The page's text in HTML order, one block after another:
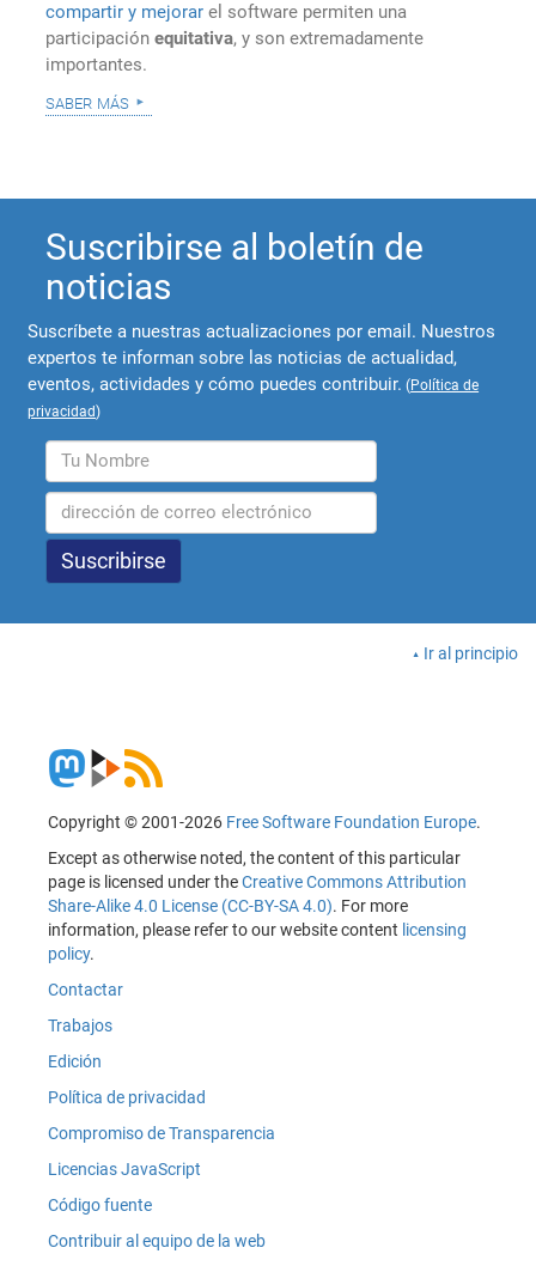
compartir y mejorar el software permiten una
participaciónequitativa, y son extremadamente
importantes.
saber más
Suscribirse al boletín de
noticias
Suscríbete a nuestras actualizaciones por email. Nuestros
expertos te informan sobre las noticias de actualidad,
eventos, actividades y cómo puedes contribuir. (Política de
privacidad)
Ir al principio
Copyright © 2001-2026 Free Software Foundation Europe.
Except as otherwise noted, the content of this particular
page is licensed under theCreative Commons Attribution
Share-Alike 4.0 License (CC-BY-SA 4.0). For more
information, please refer to our website content licensing
policy.
Contactar
Trabajos
Edición
Política de privacidad
Compromiso de Transparencia
Licencias JavaScript
Código fuente
Contribuir al equipo de la web